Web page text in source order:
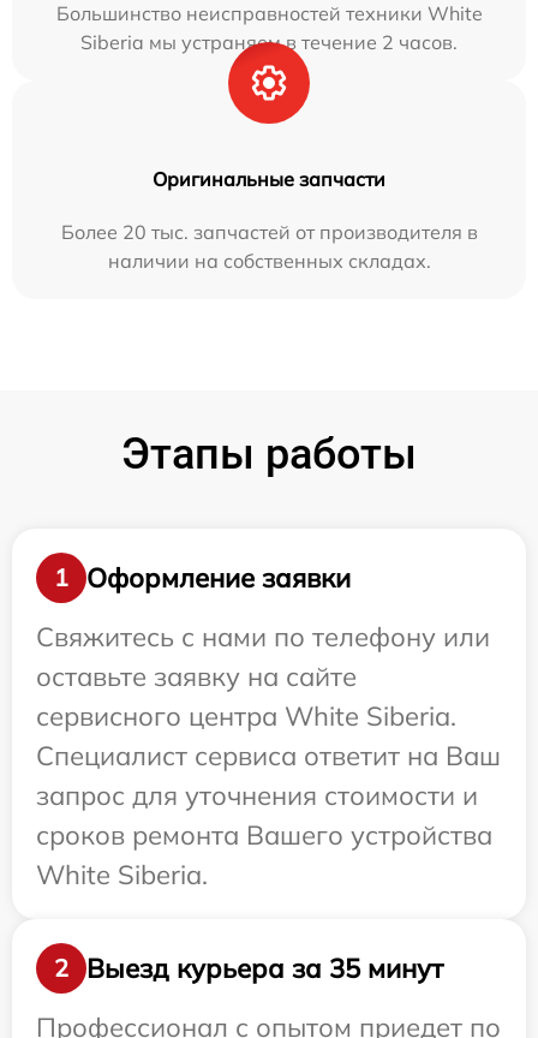
Большинство неисправностей техники White
Siberia мы устраняем в течение 2 часов.
Оригинальные запчасти
Более 20 тыс. запчастей от производителя в
наличии на собственных складах.
Этапы работы
1
Оформление заявки
Свяжитесь с нами по телефону или
оставьте заявку на сайте
сервисного центра White Siberia.
Специалист сервиса ответит на Ваш
запрос для уточнения стоимости и
сроков ремонта Вашего устройства
White Siberia.
2
Выезд курьера за 35 минут
Профессионал с опытом приедет по